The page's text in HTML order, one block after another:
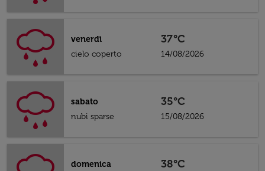
venerdì
cielo coperto
37°C
14/08/2026
sabato
nubi sparse
35°C
15/08/2026
domenica
38°C